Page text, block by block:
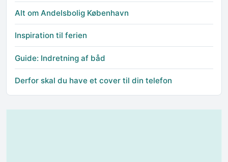
Alt om Andelsbolig København
Inspiration til ferien
Guide: Indretning af båd
Derfor skal du have et cover til din telefon